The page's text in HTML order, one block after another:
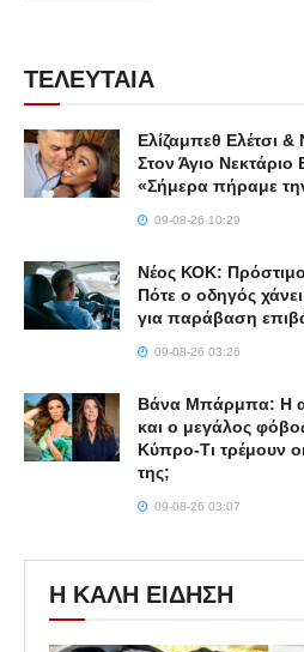
ΤΕΛΕΥΤΑΙΑ
Ελίζαμπεθ Ελέτσι &
Στον Άγιο Νεκτάριο
«Σήμερα πήραμε
09-08-26 10:29
Νέος ΚΟΚ:
Πότε ο οδηγός
για παράβαση
09-08-26 03:26
Βάνα Μπάρμπα: Η
και ο μεγάλος
Κύπρο-Τι τρέμουν
της;
09-08-26 03:07
Η ΚΑΛΗ ΕΙΔΗΣΗ